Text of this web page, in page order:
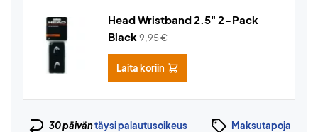
Head Wristband 2.5" 2-Pack
Black9,95€
Laita koriin
30 päiväntäysi palautusoikeus Maksutapoja